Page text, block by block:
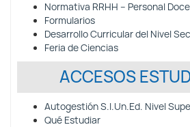
Normativa RRHH – Personal
Formularios
Desarrollo Curricular del Nivel
Feria de Ciencias
ACCESOS
Autogestión S.I.Un.Ed. Nivel
Qué Estudiar